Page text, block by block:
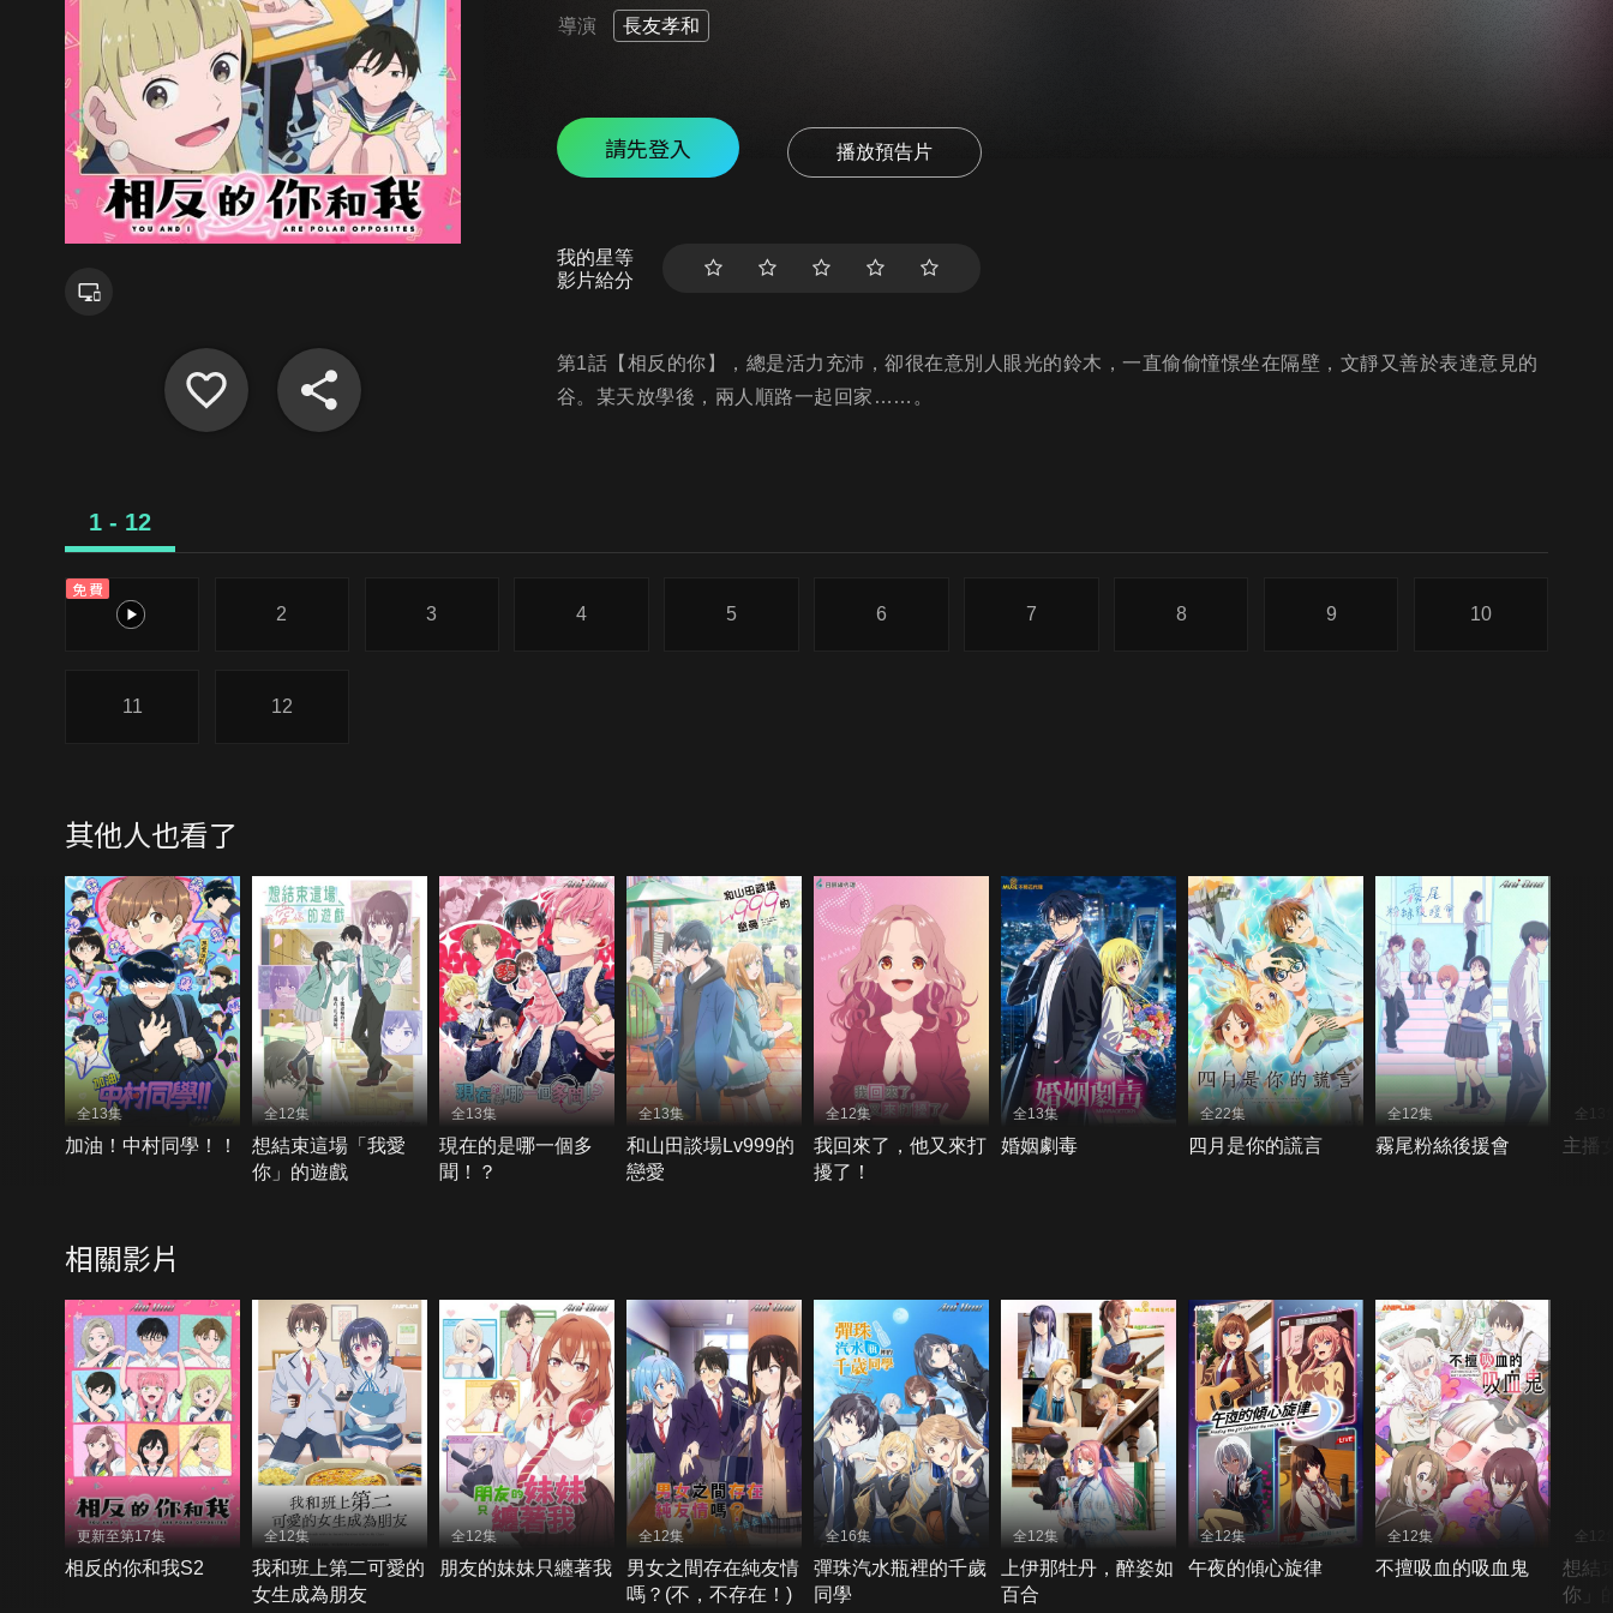
導演 長友孝和
請先登入 播放預告片
我的星等
影片給分
第1話【相反的你】，總是活力充沛，卻很在意別人眼光的鈴木，一直偷偷憧憬坐在隔壁，文靜又善於表達意見的
谷。某天放學後，兩人順路一起回家……。
1 - 12
免費
1
2 3 4 5 6 7 8 9 10
11 12
其他人也看了
全13集
加油！中村同學！！
全12集
想結束這場「我愛
你」的遊戲
全13集
現在的是哪一個多
聞！？
全13集
和山田談場Lv999的
戀愛
全12集
我回來了，他又來打
擾了！
全13集
婚姻劇毒
全22集
四月是你的謊言
全12集
霧尾粉絲後援會
全13
主播
相關影片
更新至第17集
相反的你和我S2
全12集
我和班上第二可愛的
女生成為朋友
全12集
朋友的妹妹只纏著我
全12集
男女之間存在純友情
嗎？(不，不存在！)
全16集
彈珠汽水瓶裡的千歲
同學
全12集
上伊那牡丹，醉姿如
百合
全12集
午夜的傾心旋律
全12集
不擅吸血的吸血鬼
全12
想結
你」